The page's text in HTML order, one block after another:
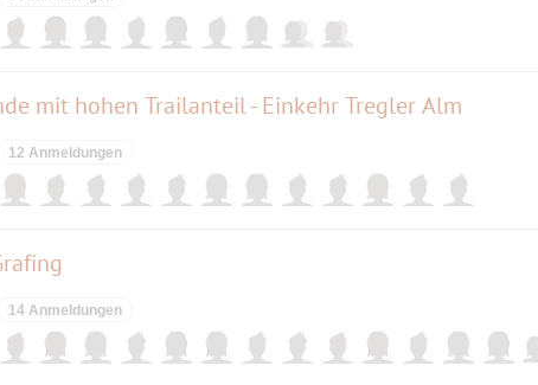
mit hohen Trailanteil - Einkehr Tregler Alm
12 Anmeldungen
14 Anmeldungen